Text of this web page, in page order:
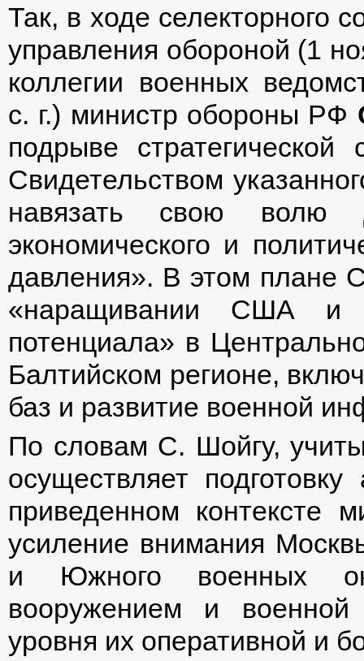
Так, в ходе селекторного
управления обороной (1
коллегии военных
с. г.) министр обороны РФ
подрыве
Свидетельством
навязать свою волю
экономического и
давления». В этом плане
«наращивании США и
потенциала» в
Балтийском регионе,
баз и развитие военной
По словам С. Шойгу,
осуществляет
приведенном контексте
усиление внимания
и Южного военных
вооружением и
уровня их оперативной и